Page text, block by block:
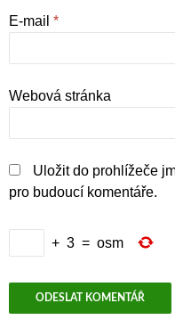
E-mail *
Webová stránka
Uložit do prohlížeče
pro budoucí komentáře.
+ 3 = osm